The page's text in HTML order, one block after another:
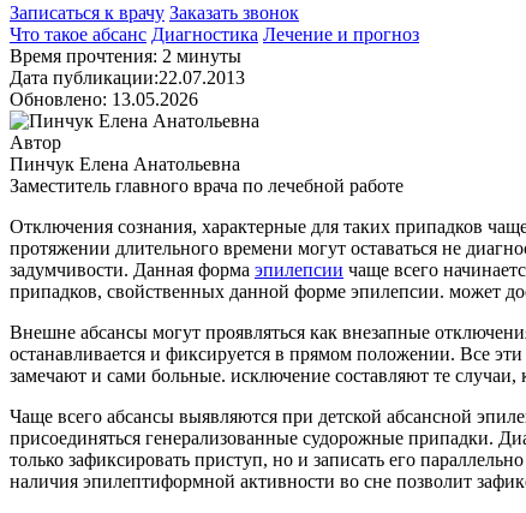
Записаться к врачу Заказать звонок
Что такое абсанс Диагностика Лечение и прогноз
Время прочтения: 2 минуты
Дата публикации:22.07.2013
Обновлено: 13.05.2026
Автор
Пинчук Елена Анатольевна
Заместитель главного врача по лечебной работе
Отключения сознания, характерные для таких припадков
протяжении длительного времени могут оставаться не
задумчивости. Данная форма эпилепсии чаще всего
припадков, свойственных данной форме эпилепсии. может
Внешне абсансы могут проявляться как внезапные
останавливается и фиксируется в прямом положении. Все
замечают и сами больные. исключение составляют те случаи,
Чаще всего абсансы выявляются при детской абсансной
присоединяться генерализованные судорожные припадки.
только зафиксировать приступ, но и записать его
наличия эпилептиформной активности во сне позволит